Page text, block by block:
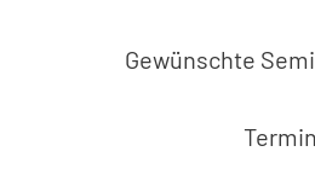
Gewünschte